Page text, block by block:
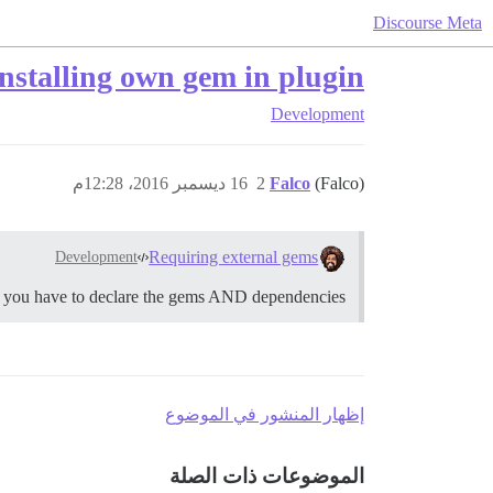
Discourse Meta
own gem in plugin
Development
Falco (Falco) 16 ديسمبر 2016، 12:28م 2
Requiring external gems
Development
have to declare the gems AND dependencies.
إظهار المنشور في الموضوع
الموضوعات ذات الصلة